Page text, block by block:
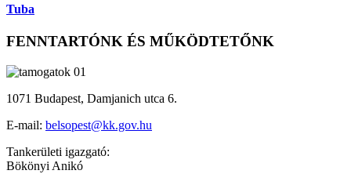
Tuba
FENNTARTÓNK ÉS MŰKÖDTETŐNK
1071 Budapest, Damjanich utca 6.
E-mail: belsopest@kk.gov.hu
Tankerületi igazgató:
Bökönyi Anikó